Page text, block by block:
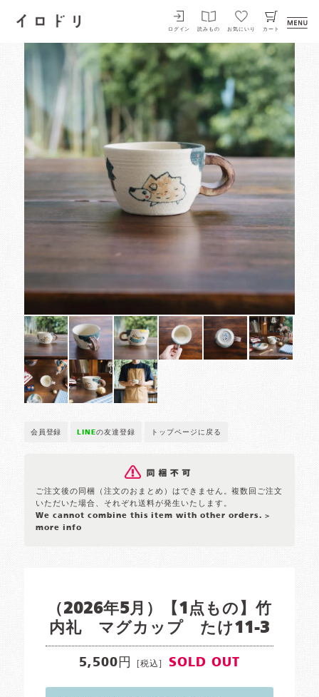
イロドリ
ログイン 読みもの お気にいり カート
会員登録 LINEの友達登録 トップページに戻る
ご注文後の同梱（注文のおまとめ）はできません。複数回ご注文
いただいた場合、それぞれ送料が発生いたします。
We cannot combine this item with other orders. >
more info
（2026年5月）【1点もの】竹
内礼 マグカップ たけ11-3
5,500円 [税込] SOLD OUT